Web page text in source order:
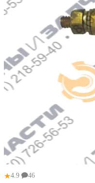
★4.9 46